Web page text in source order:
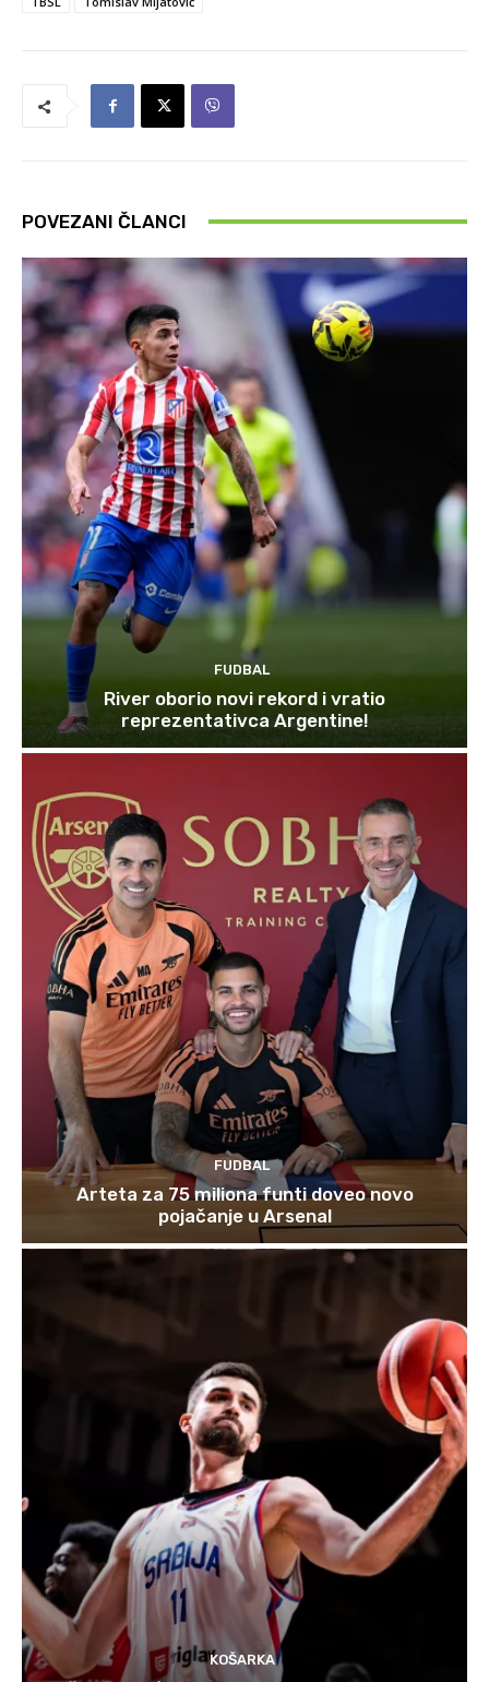
POVEZANI ČLANCI
FUDBAL
River oborio novi rekord i vratio
reprezentativca Argentine!
FUDBAL
Arteta za 75 miliona funti doveo novo
pojačanje u Arsenal
KOŠARKA